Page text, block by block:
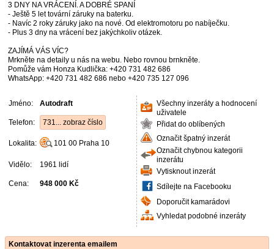
3 DNY NA VRÁCENÍ. A DOBRÉ SPANÍ
- Ještě 5 let tovární záruky na baterku.
- Navíc 2 roky záruky jako na nové. Od elektromotoru po nabíječku.
- Plus 3 dny na vrácení bez jakýchkoliv otázek.
ZAJÍMÁ VÁS VÍC?
Mrkněte na detaily u nás na webu. Nebo rovnou brnkněte.
Pomůže vám Honza Kudlička: +420 731 482 686
WhatsApp: +420 731 482 686 nebo +420 735 127 096
Jméno: Autodraft
Telefon: 731... zobraz číslo
Lokalita: 101 00 Praha 10
Vidělo: 1961 lidí
Cena: 948 000 Kč
Všechny inzeráty a hodnocení
uživatele
Přidat do oblíbených
Označit špatný inzerát
Označit chybnou kategorii
inzerátu
Vytisknout inzerát
Sdílejte na Facebooku
Doporučit kamarádovi
Vyhledat podobné inzeráty
Kontaktovat inzerenta emailem